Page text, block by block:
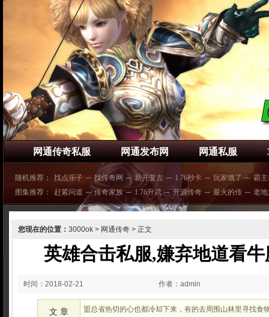
网通传奇私服 网通发布网 网通私服
随机推荐： 找点乐子 ─ 找传奇网 ─ 新开复古 ─ 1.76秒卡 ─ 玩家饿了 ─ 霸
图集推荐：
赶紧问道 ─ 传奇家族 ─ 1.76升武 ─ 开源传奇 ─ 最火的传 ─ 老
您现在的位置： 3000ok > 网通传奇 > 正文
英雄合击私服,嫌弃地道看
时间：2018-02-21
03:02
作者：admin
文 章
盟总省热切的心也都冷却下来，有的去周围山林里寻找食